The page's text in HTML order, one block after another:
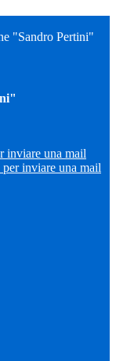
"Sandro Pertini"
inviare una mail
inviare una mail